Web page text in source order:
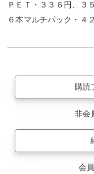
ＰＥＴ・３３６円、３
６本マルチパック・４
購読
非会
会